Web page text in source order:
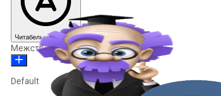
Читабельный шрифт
Межстрочное расстояние
Default